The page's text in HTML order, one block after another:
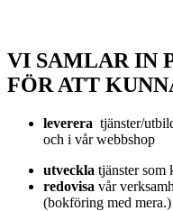
VI SAMLAR IN
FÖR ATT
leverera tjänster/
och i vår webbshop
utveckla tjänster som
redovisa vår
(bokföring med mera.)